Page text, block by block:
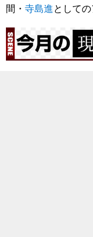
間・ 寺島進として